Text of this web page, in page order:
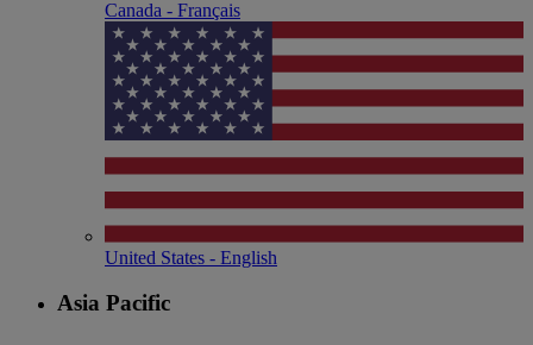
Canada - Français
United States - English
Asia Pacific